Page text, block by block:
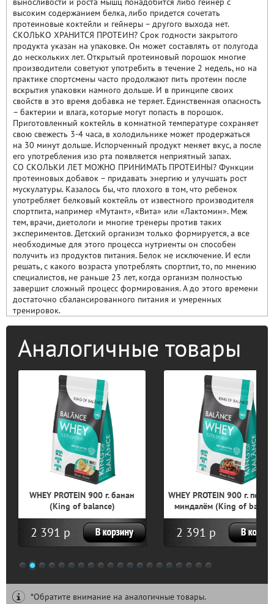
высоким содержанием белка, либо придется сочетать
протеиновые коктейли и гейнеры – другого выхода нет.
СКОЛЬКО ХРАНИТСЯ ПРОТЕИН? Срок годности закрытого
продукта указан на упаковке. Он может составлять от полугода
до нескольких лет. Открытый протеиновый порошок многие
производители советуют употребить в течение 2 недель, но на
практике спортсмены часто продолжают пить протеин после
вскрытия упаковки намного дольше. И в принципе своих
свойств в это время добавка не теряет. Единственная опасность
– бактерии и влага, которые могут попасть в порошок.
Приготовленный коктейль в комнатной температуре сохраняет
свою свежесть 3-4 часа, в холодильнике может продержаться
на 30 минут дольше. Испорченный продукт меняет вкус, а после
его употребления изо рта появляется неприятный запах.
СО СКОЛЬКИ ЛЕТ МОЖНО ПРИНИМАТЬ ПРОТЕИНЫ? Функции
протеиновых добавок – придавать энергию и улучшать рост
мускулатуры. Казалось бы, что плохого в том, что ребенок
употребляет белковый коктейль от известного производителя
спортпита, например «Мутант», «Вита» или «Лактомин». Меж
тем, врачи, диетологи и многие тренеры против таких
экспериментов. Детский организм только формируется, а все
необходимые для этого процесса нутриенты он способен
получить из продуктов питания. Белок не исключение. И если
решать, с какого возраста употреблять спортпит, то, по мнению
специалистов, не раньше 23 лет, когда организм полностью
завершит сложный процесс формирования. А до этого времени
достаточно сбалансированного питания и умеренных
тренировок.
Аналогичные товары
WHEY PROTEIN 900 г. банан
(King of balance)
2 391 р
WHEY PROTEIN 900 г.
миндалём (King of
2 391 р
1 2 3 4 5 6 7 8 9 10 11 12 13 14 15 16 17 18 19
*Обратите внимание на аналогичные товары.